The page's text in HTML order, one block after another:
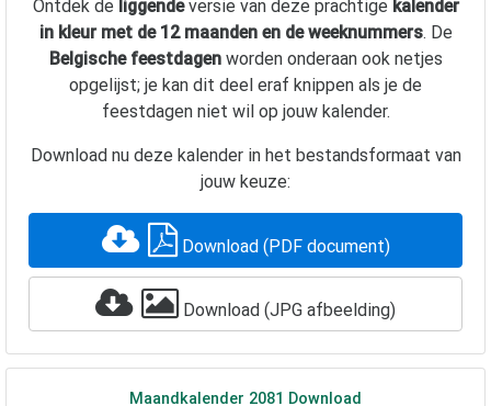
Ontdek de liggendeversie van deze prachtige kalender
in kleur met de 12 maanden en de weeknummers. De
Belgische feestdagenworden onderaan ook netjes
opgelijst; je kan dit deel eraf knippen als je de
feestdagen niet wil op jouw kalender.
Download nu deze kalender in het bestandsformaat van
jouw keuze:
Download (PDF document)
Download (JPG afbeelding)
Maandkalender 2081 Download